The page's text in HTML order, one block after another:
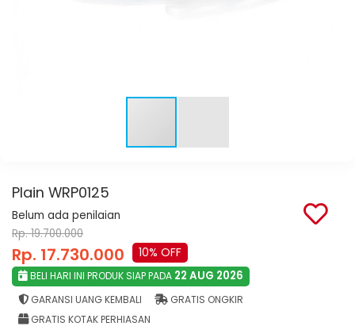
Plain WRP0125
Belum ada penilaian
Rp. 19.700.000
Rp. 17.730.000 10% OFF
BELI HARI INI PRODUK SIAP PADA 22 AUG 2026
GARANSI UANG KEMBALI
GRATIS ONGKIR
GRATIS KOTAK PERHIASAN